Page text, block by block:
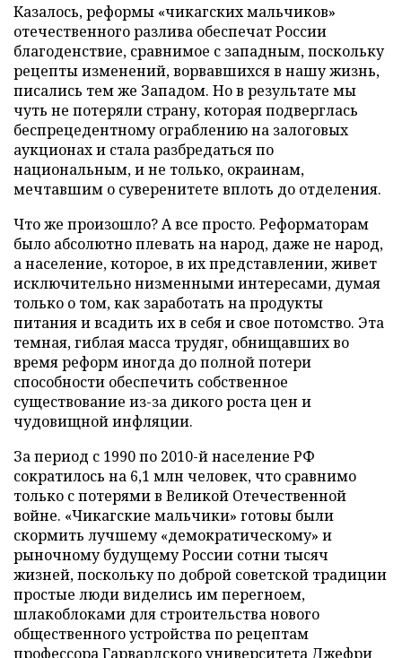
Казалось, реформы «чикагских мальчиков»
отечественного разлива обеспечат России
благоденствие, сравнимое с западным, поскольку
рецепты изменений, ворвавшихся в нашу жизнь,
писались тем же Западом. Но в результате мы
чуть не потеряли страну, которая подверглась
беспрецедентному ограблению на залоговых
аукционах и стала разбредаться по
национальным, и не только, окраинам,
мечтавшим о суверенитете вплоть до отделения.
Что же произошло? А все просто. Реформаторам
было абсолютно плевать на народ, даже не народ,
а население, которое, в их представлении, живет
исключительно низменными интересами, думая
только о том, как заработать на продукты
питания и всадить их в себя и свое потомство. Эта
темная, гиблая масса трудяг, обнищавших во
время реформ иногда до полной потери
способности обеспечить собственное
существование из-за дикого роста цен и
чудовищной инфляции.
За период с 1990 по 2010-й население РФ
сократилось на 6,1 млн человек, что сравнимо
только с потерями в Великой Отечественной
войне. «Чикагские мальчики» готовы были
скормить лучшему «демократическому» и
рыночному будущему России сотни тысяч
жизней, поскольку по доброй советской традиции
простые люди виделись им перегноем,
шлакоблоками для строительства нового
общественного устройства по рецептам
профессора Гарвардского университета Джефри